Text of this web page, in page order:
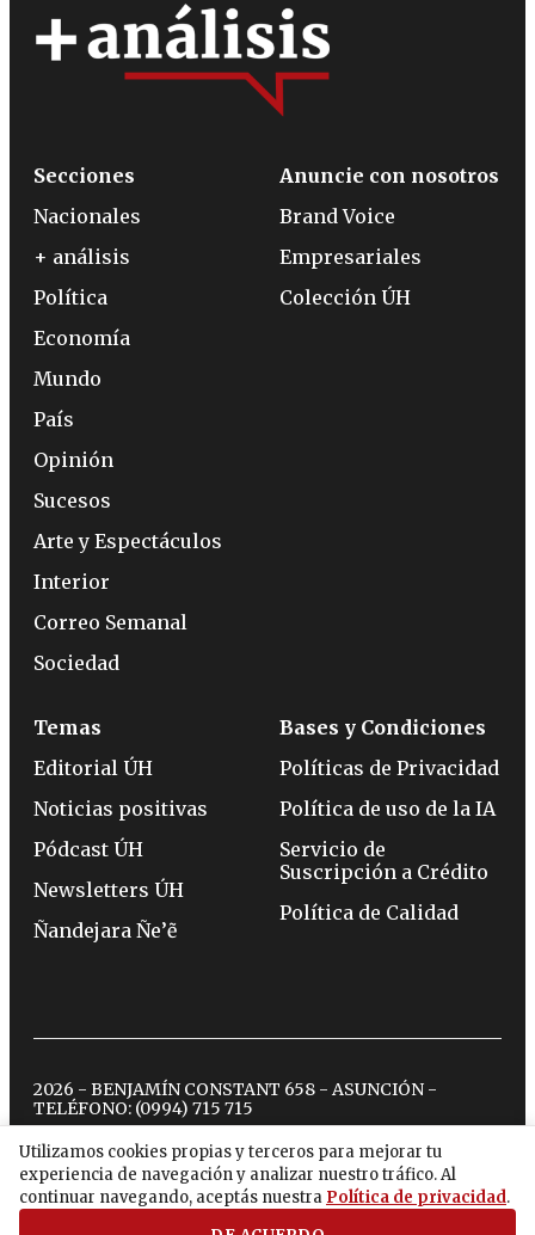
Utilizamos cookies propias y terceros para mejorar tu
experiencia de navegación y analizar nuestro tráfico. Al
continuar navegando, aceptás nuestra Política de privacidad.
Secciones
Nacionales
+ análisis
Política
Economía
Mundo
País
Opinión
Sucesos
Arte y Espectáculos
Interior
Correo Semanal
Sociedad
Anuncie con nosotros
Brand Voice
Empresariales
Colección ÚH
Temas
Editorial ÚH
Noticias positivas
Pódcast ÚH
Newsletters ÚH
Ñandejara Ñe’ẽ
Bases y Condiciones
Políticas de Privacidad
Política de uso de la IA
Servicio de
Suscripción a Crédito
Política de Calidad
2026 - BENJAMÍN CONSTANT 658 - ASUNCIÓN -
TELÉFONO: (0994) 715 715
twitterinstagram
facebook
tiktokyoutubespotify